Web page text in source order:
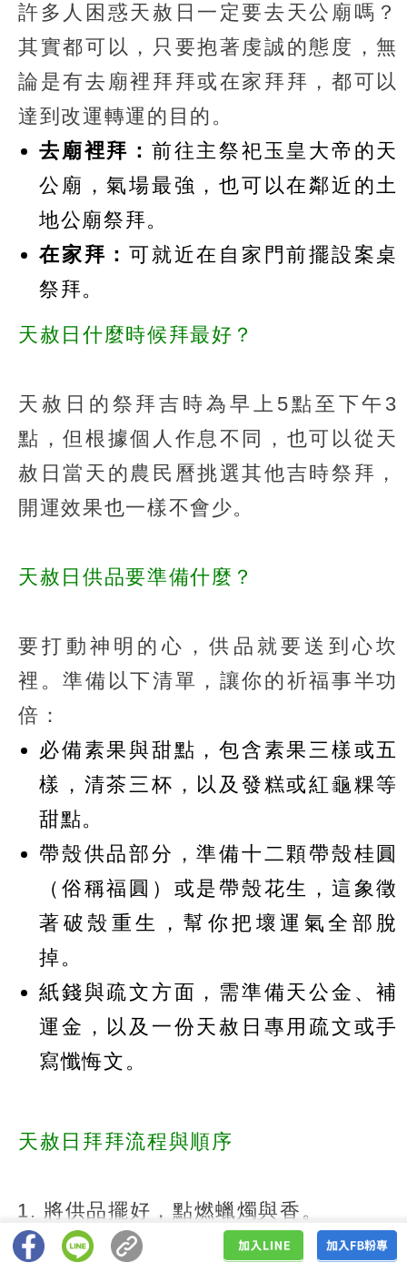
許多人困惑天赦日一定要去天公廟嗎？
其實都可以，只要抱著虔誠的態度，無
論是有去廟裡拜拜或在家拜拜，都可以
達到改運轉運的目的。
去廟裡拜： 前往主祭祀玉皇大帝的天
公廟，氣場最強，也可以在鄰近的土
地公廟祭拜。
在家拜：可就近在自家門前擺設案桌
祭拜。
天赦日什麼時候拜最好？
天赦日的祭拜吉時為早上5點至下午3
點，但根據個人作息不同，也可以從天
赦日當天的農民曆挑選其他吉時祭拜，
開運效果也一樣不會少。
天赦日供品要準備什麼？
要打動神明的心，供品就要送到心坎
裡。準備以下清單，讓你的祈福事半功
倍：
必備素果與甜點，包含素果三樣或五
樣，清茶三杯，以及發糕或紅龜粿等
甜點。
帶殼供品部分，準備十二顆帶殼桂圓
（俗稱福圓）或是帶殼花生，這象徵
著破殼重生，幫你把壞運氣全部脫
掉。
紙錢與疏文方面，需準備天公金、補
運金，以及一份天赦日專用疏文或手
寫懺悔文。
天赦日拜拜流程與順序
將供品擺好，點燃蠟燭與香。
在心中默念懺悔文，祈求玉皇大帝赦